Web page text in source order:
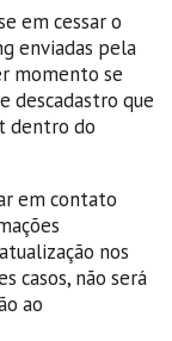
em cessar o
enviadas pela
momento se
descadastro que
dentro do
em contato
nos
casos, não será
ao